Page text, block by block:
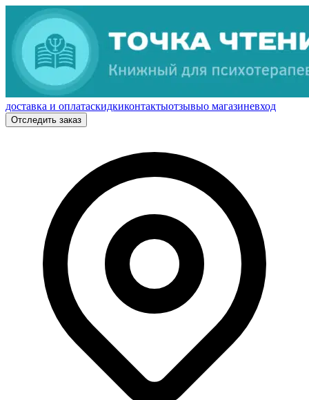
доставка и оплатаскидкиконтактыотзывыо магазиневход
Отследить заказ